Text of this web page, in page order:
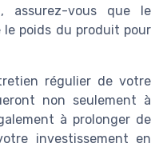
assurez-vous que le
poids du produit pour
régulier de votre
non seulement à
à prolonger de
investissement en